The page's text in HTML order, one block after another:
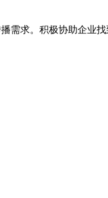
求。积极协助企业